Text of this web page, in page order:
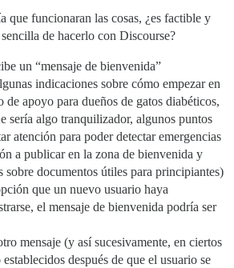
que funcionaran las cosas, ¿es factible y
de hacerlo con Discourse?
un “mensaje de bienvenida”
indicaciones sobre cómo empezar en
apoyo para dueños de gatos diabéticos,
sería algo tranquilizador, algunos puntos
atención para poder detectar emergencias
a publicar en la zona de bienvenida y
sobre documentos útiles para principiantes)
que un nuevo usuario haya
el mensaje de bienvenida podría ser
mensaje (y así sucesivamente, en ciertos
después de que el usuario se